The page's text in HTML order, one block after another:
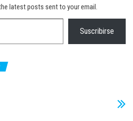
latest posts sent to your email.
Suscribirse